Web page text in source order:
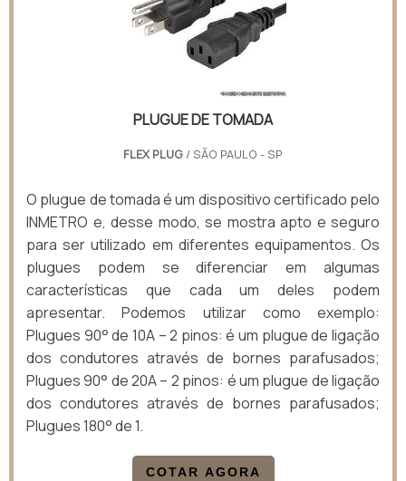
PLUGUE DE TOMADA
FLEX PLUG / SÃO PAULO - SP
O plugue de tomada é um dispositivo certificado pelo
INMETRO e, desse modo, se mostra apto e seguro
para ser utilizado em diferentes equipamentos. Os
plugues podem se diferenciar em algumas
características que cada um deles podem
apresentar. Podemos utilizar como exemplo:
Plugues 90° de 10A – 2 pinos: é um plugue de ligação
dos condutores através de bornes parafusados;
Plugues 90° de 20A – 2 pinos: é um plugue de ligação
dos condutores através de bornes parafusados;
Plugues 180° de 1.
COTAR AGORA